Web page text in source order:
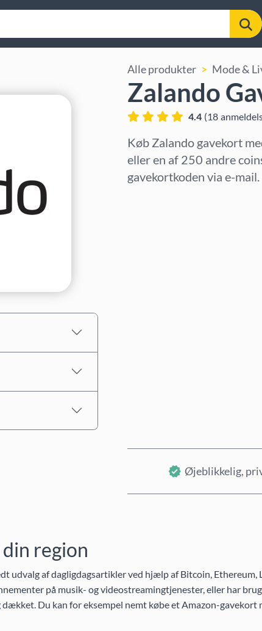
Alle produkter Mode &
Zalando
4.4 (18
Køb Zalando gavekort
eller en af 250 andre
gavekortkoden via e-mail.
Øjeblikkelig,
region
udvalg af dagligdagsartikler ved hjælp af Bitcoin, Ethereum,
på musik- og videostreamingtjenester, eller har
Du kan for eksempel nemt købe et Amazon-gavekort